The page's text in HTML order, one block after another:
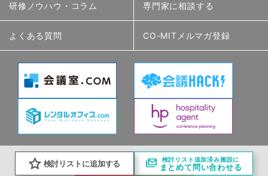
検討リストに追加する 検討リスト追加済み施設に
まとめて問い合わせる
研修ノウハウ・コラム 専門家に相談する
よくある質問 CO-MITメルマガ登録